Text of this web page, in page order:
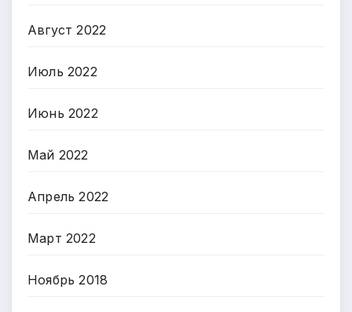
Август 2022
Июль 2022
Июнь 2022
Май 2022
Апрель 2022
Март 2022
Ноябрь 2018